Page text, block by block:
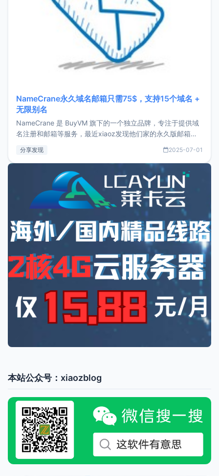
NameCrane永久域名邮箱只需75$，支持15个域名 +
无限别名
NameCrane 是 BuyVM 旗下的一个独立品牌，专注于提供域
名注册和邮箱等服务，最近xiaoz发现他们家的永久版邮箱服
又实惠的域名邮箱，不妨尝试一下 NameCrane。注册
NameCraneNameCrane不支持直接注册，必须要购买
分享发现 2025-07-01
本站公众号：xiaozblog